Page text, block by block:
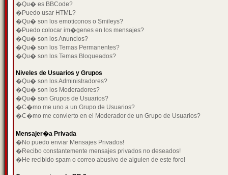
�Qu� es BBCode?
�Puedo usar HTML?
�Qu� son los emoticonos o Smileys?
�Puedo colocar im�genes en los mensajes?
�Qu� son los Anuncios?
�Qu� son los Temas Permanentes?
�Qu� son los Temas Bloqueados?
Niveles de Usuarios y Grupos
�Qu� son los Administradores?
�Qu� son los Moderadores?
�Qu� son Grupos de Usuarios?
�C�mo me uno a un Grupo de Usuarios?
�C�mo me convierto en el Moderador de un Grupo de Usuarios?
Mensajer�a Privada
�No puedo enviar Mensajes Privados!
�Recibo constantemente mensajes privados no deseados!
�He recibido spam o correo abusivo de alguien de este foro!